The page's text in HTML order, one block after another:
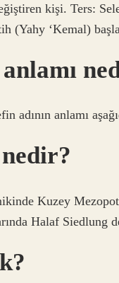
kişi. Ters:
(Yahy ‘Kemal)
adının anlamı
Kuzey
Halaf Siedlung